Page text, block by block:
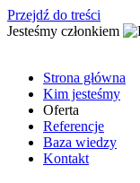
Przejdź do treści
Jesteśmy członkiem
Strona główna
Kim jesteśmy
Oferta
Referencje
Baza wiedzy
Kontakt